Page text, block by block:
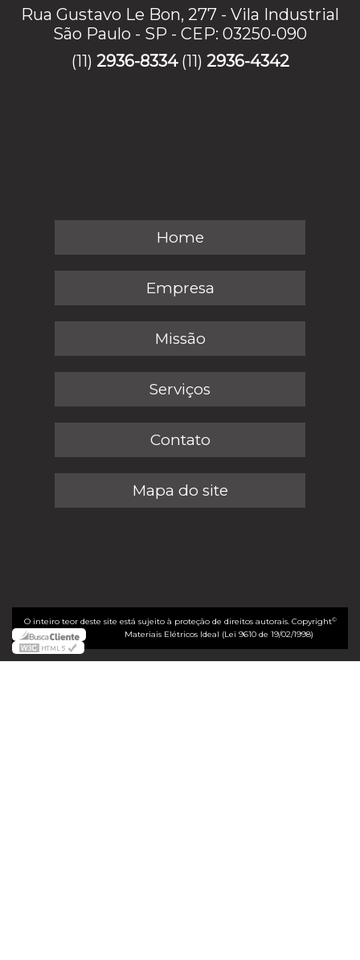
Rua Gustavo Le Bon, 277 - Vila Industrial
São Paulo - SP - CEP: 03250-090
(11) 2936-8334 (11) 2936-4342
Home
Empresa
Missão
Serviços
Contato
Mapa do site
O inteiro teor deste site está sujeito à proteção de direitos autorais. Copyright©
Materiais Elétricos Ideal (Lei 9610 de 19/02/1998)